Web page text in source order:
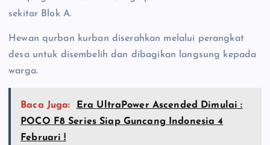
sekitar Blok A.
Hewan qurban kurban diserahkan melalui perangkat
desa untuk disembelih dan dibagikan langsung kepada
warga.
Baca Juga:
Era UltraPower Ascended Dimulai :
POCO F8 Series Siap Guncang Indonesia 4
Februari !